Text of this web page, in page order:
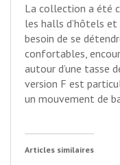
La collection a été
les halls d’hôtels
besoin de se
confortables,
autour d’une tasse
version F est
un mouvement de
Articles similaires